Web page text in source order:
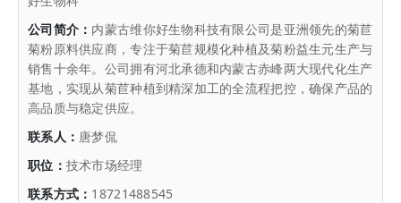
公司简介： 内蒙古维你好生物科技有限公司是亚洲领先的菊苣
菊粉原料供应商，专注于菊苣规模化种植及菊粉益生元生产与
销售十余年。公司拥有河北承德和内蒙古赤峰两大现代化生产
基地，实现从菊苣种植到精深加工的全流程把控，确保产品的
高品质与稳定供应。
联系人： 唐梦侃
职位： 技术市场经理
联系方式： 18721488545